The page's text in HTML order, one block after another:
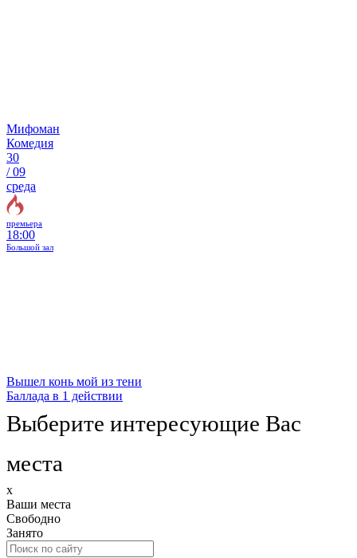
Мифоман
Комедия
30
/09
среда
премьера
18:00
Большой зал
Вышел конь мой из тени
Баллада в 1 действии
Выберите интересующие Вас
места
x
Ваши места
Свободно
Занято